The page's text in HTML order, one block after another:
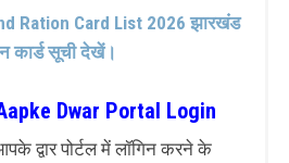
Ration Card List 2026 झारखंड
कार्ड सूची देखें।
Dwar Portal Login
द्वार पोर्टल में लॉगिन करने के